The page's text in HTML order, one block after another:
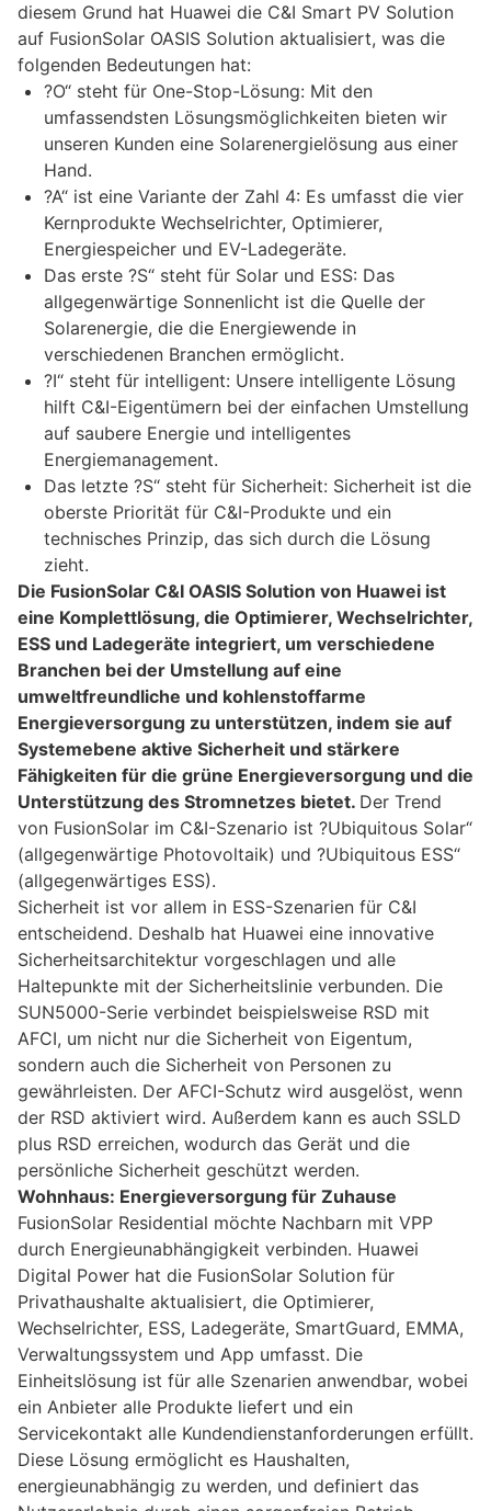
diesem Grund hat Huawei die C&I Smart PV Solution
auf FusionSolar OASIS Solution aktualisiert, was die
folgenden Bedeutungen hat:
?O“ steht für One-Stop-Lösung: Mit den
umfassendsten Lösungsmöglichkeiten bieten wir
unseren Kunden eine Solarenergielösung aus einer
Hand.
?A“ ist eine Variante der Zahl 4: Es umfasst die vier
Kernprodukte Wechselrichter, Optimierer,
Energiespeicher und EV-Ladegeräte.
Das erste ?S“ steht für Solar und ESS: Das
allgegenwärtige Sonnenlicht ist die Quelle der
Solarenergie, die die Energiewende in
verschiedenen Branchen ermöglicht.
?I“ steht für intelligent: Unsere intelligente Lösung
hilft C&I-Eigentümern bei der einfachen Umstellung
auf saubere Energie und intelligentes
Energiemanagement.
Das letzte ?S“ steht für Sicherheit: Sicherheit ist die
oberste Priorität für C&I-Produkte und ein
technisches Prinzip, das sich durch die Lösung
zieht.
Die FusionSolar C&I OASIS Solution von Huawei ist
eine Komplettlösung, die Optimierer, Wechselrichter,
ESS und Ladegeräte integriert, um verschiedene
Branchen bei der Umstellung auf eine
umweltfreundliche und kohlenstoffarme
Energieversorgung zu unterstützen, indem sie auf
Systemebene aktive Sicherheit und stärkere
Fähigkeiten für die grüne Energieversorgung und die
Unterstützung des Stromnetzes bietet. Der Trend
von FusionSolar im C&I-Szenario ist ?Ubiquitous Solar“
(allgegenwärtige Photovoltaik) und ?Ubiquitous ESS“
(allgegenwärtiges ESS).
Sicherheit ist vor allem in ESS-Szenarien für C&I
entscheidend. Deshalb hat Huawei eine innovative
Sicherheitsarchitektur vorgeschlagen und alle
Haltepunkte mit der Sicherheitslinie verbunden. Die
SUN5000-Serie verbindet beispielsweise RSD mit
AFCI, um nicht nur die Sicherheit von Eigentum,
sondern auch die Sicherheit von Personen zu
gewährleisten. Der AFCI-Schutz wird ausgelöst, wenn
der RSD aktiviert wird. Außerdem kann es auch SSLD
plus RSD erreichen, wodurch das Gerät und die
persönliche Sicherheit geschützt werden.
Wohnhaus: Energieversorgung für Zuhause
FusionSolar Residential möchte Nachbarn mit VPP
durch Energieunabhängigkeit verbinden. Huawei
Digital Power hat die FusionSolar Solution für
Privathaushalte aktualisiert, die Optimierer,
Wechselrichter, ESS, Ladegeräte, SmartGuard, EMMA,
Verwaltungssystem und App umfasst. Die
Einheitslösung ist für alle Szenarien anwendbar, wobei
ein Anbieter alle Produkte liefert und ein
Servicekontakt alle Kundendienstanforderungen erfüllt.
Diese Lösung ermöglicht es Haushalten,
energieunabhängig zu werden, und definiert das